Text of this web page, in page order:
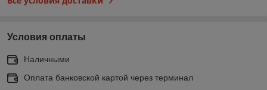
Условия оплаты
Наличными
Оплата банковской картой через терминал